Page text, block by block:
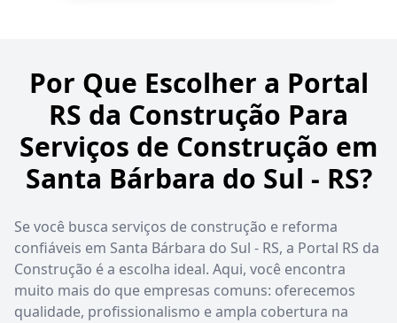
Por Que Escolher a Portal
RS da Construção Para
Serviços de Construção em
Santa Bárbara do Sul - RS?
Se você busca serviços de construção e reforma
confiáveis em Santa Bárbara do Sul - RS, a Portal RS da
Construção é a escolha ideal. Aqui, você encontra
muito mais do que empresas comuns: oferecemos
qualidade, profissionalismo e ampla cobertura na